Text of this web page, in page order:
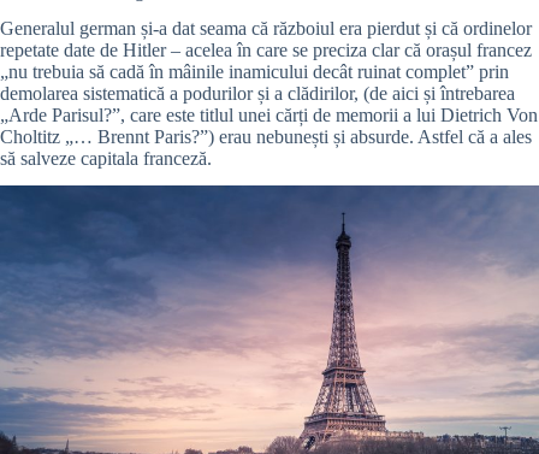
Generalul german și-a dat seama că războiul era pierdut și că ordinelor
repetate date de Hitler – acelea în care se preciza clar că orașul francez
„nu trebuia să cadă în mâinile inamicului decât ruinat complet” prin
demolarea sistematică a podurilor și a clădirilor, (de aici și întrebarea
„Arde Parisul?”, care este titlul unei cărți de memorii a lui Dietrich Von
Choltitz „… Brennt Paris?”) erau nebunești și absurde. Astfel că a ales
să salveze capitala franceză.